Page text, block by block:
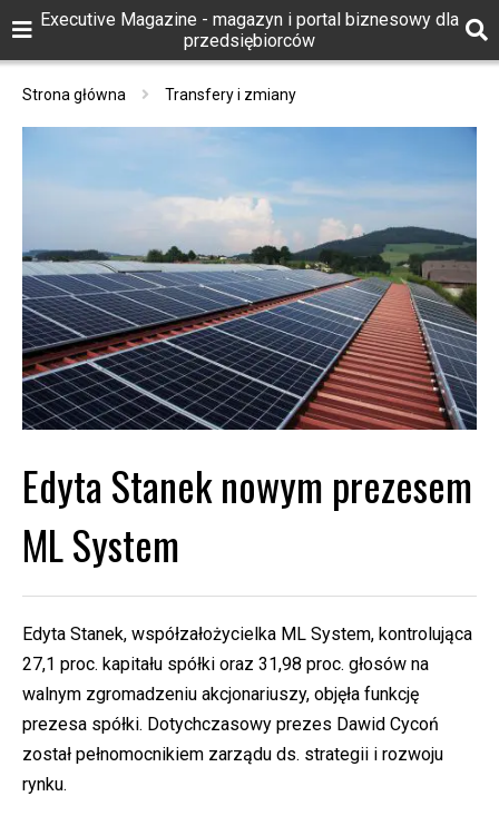
Executive Magazine - magazyn i portal biznesowy dla
przedsiębiorców
Strona główna Transfery i zmiany
Edyta Stanek nowym prezesem
ML System
Edyta Stanek, współzałożycielka ML System, kontrolująca
27,1 proc. kapitału spółki oraz 31,98 proc. głosów na
walnym zgromadzeniu akcjonariuszy, objęła funkcję
prezesa spółki. Dotychczasowy prezes Dawid Cycoń
został pełnomocnikiem zarządu ds. strategii i rozwoju
rynku.